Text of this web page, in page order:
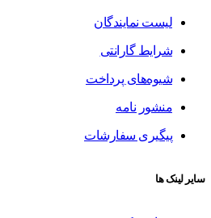
لیست نمایندگان
شرایط گارانتی
شیوه‌های پرداخت
منشور نامه
پیگیری سفارشات
سایر لینک ها